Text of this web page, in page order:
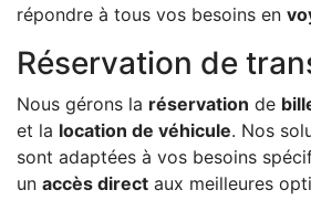
répondre à tous vos besoins en
Réservation de
Nous gérons la réservation de
et la location de véhicule. Nos
sont adaptées à vos besoins
un accès direct aux meilleures